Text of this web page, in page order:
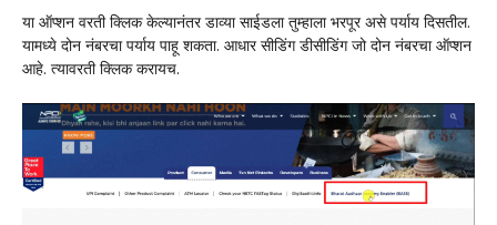
या ऑप्शन वरती क्लिक केल्यानंतर डाव्या साईडला तुम्हाला भरपूर असे पर्याय दिसतील.
यामध्ये दोन नंबरचा पर्याय पाहू शकता. आधार सीडिंग डीसीडिंग जो दोन नंबरचा ऑप्शन
आहे. त्यावरती क्लिक करायच.